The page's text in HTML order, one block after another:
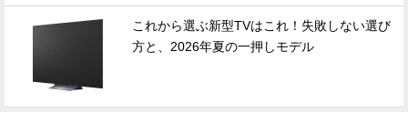
これから選ぶ新型TVはこれ！失敗しない選び
方と、2026年夏の一押しモデル